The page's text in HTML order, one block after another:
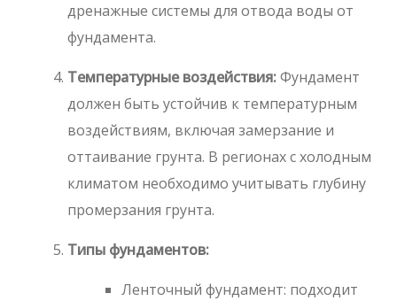
дренажные системы для отвода воды от
фундамента.
Температурные воздействия:Фундамент
должен быть устойчив к температурным
воздействиям, включая замерзание и
оттаивание грунта. В регионах с холодным
климатом необходимо учитывать глубину
промерзания грунта.
Типы фундаментов:
Ленточный фундамент: подходит